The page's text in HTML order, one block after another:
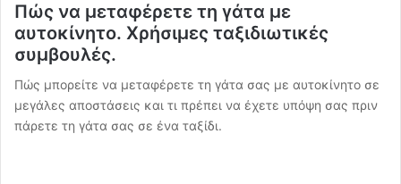
Πώς να μεταφέρετε τη γάτα με
αυτοκίνητο. Χρήσιμες ταξιδιωτικές
συμβουλές.
Πώς μπορείτε να μεταφέρετε τη γάτα σας με αυτοκίνητο σε
μεγάλες αποστάσεις και τι πρέπει να έχετε υπόψη σας πριν
πάρετε τη γάτα σας σε ένα ταξίδι.